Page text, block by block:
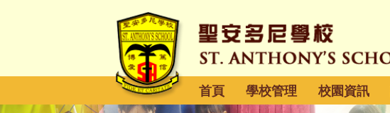
首頁 學校管理 校園資訊